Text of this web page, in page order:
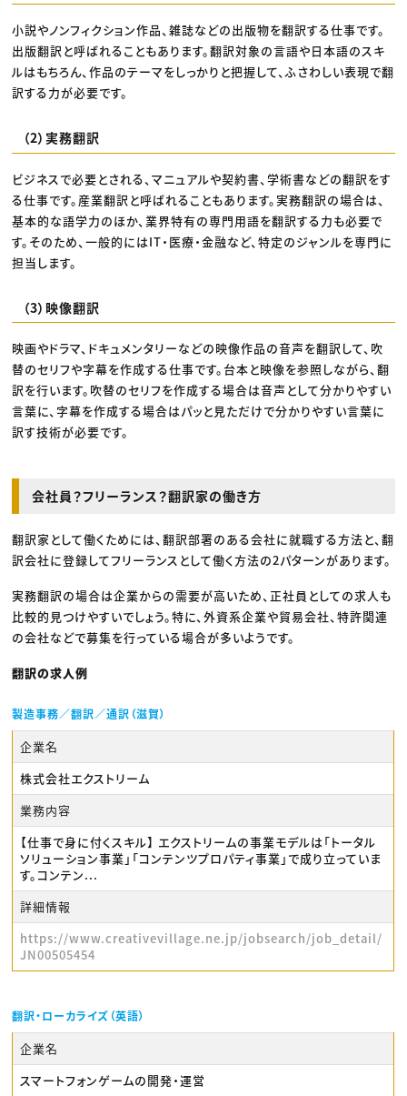
小説やノンフィクション作品、雑誌などの出版物を翻訳する仕事です。
出版翻訳と呼ばれることもあります。翻訳対象の言語や日本語のスキ
ルはもちろん、作品のテーマをしっかりと把握して、ふさわしい表現で翻
訳する力が必要です。
（2）実務翻訳
ビジネスで必要とされる、マニュアルや契約書、学術書などの翻訳をす
る仕事です。産業翻訳と呼ばれることもあります。実務翻訳の場合は、
基本的な語学力のほか、業界特有の専門用語を翻訳する力も必要で
す。そのため、一般的にはIT・医療・金融など、特定のジャンルを専門に
担当します。
（3）映像翻訳
映画やドラマ、ドキュメンタリーなどの映像作品の音声を翻訳して、吹
替のセリフや字幕を作成する仕事です。台本と映像を参照しながら、翻
訳を行います。吹替のセリフを作成する場合は音声として分かりやすい
言葉に、字幕を作成する場合はパッと見ただけで分かりやすい言葉に
訳す技術が必要です。
会社員？フリーランス？翻訳家の働き方
翻訳家として働くためには、翻訳部署のある会社に就職する方法と、翻
訳会社に登録してフリーランスとして働く方法の2パターンがあります。
実務翻訳の場合は企業からの需要が高いため、正社員としての求人も
比較的見つけやすいでしょう。特に、外資系企業や貿易会社、特許関連
の会社などで募集を行っている場合が多いようです。
翻訳の求人例
製造事務／翻訳／通訳（滋賀）
企業名
株式会社エクストリーム
業務内容
【仕事で身に付くスキル】 エクストリームの事業モデルは「トータル
ソリューション事業」「コンテンツプロパティ事業」で成り立っていま
す。コンテン...
詳細情報
https://www.creativevillage.ne.jp/jobsearch/job_detail/
JN00505454
翻訳・ローカライズ（英語）
企業名
スマートフォンゲームの開発・運営